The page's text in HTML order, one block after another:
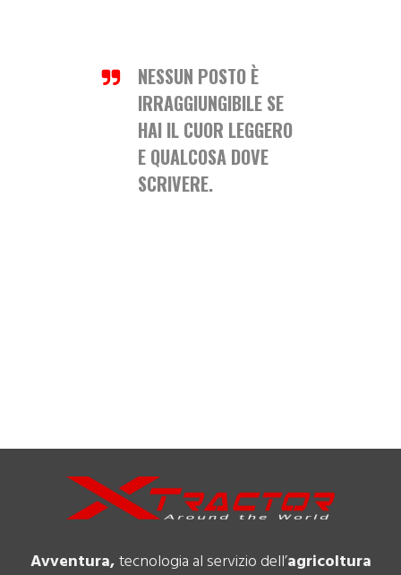
NESSUN POSTO È
IRRAGGIUNGIBILE SE
HAI IL CUOR LEGGERO
E QUALCOSA DOVE
SCRIVERE.
Avventura,tecnologia al servizio dell’agricoltura